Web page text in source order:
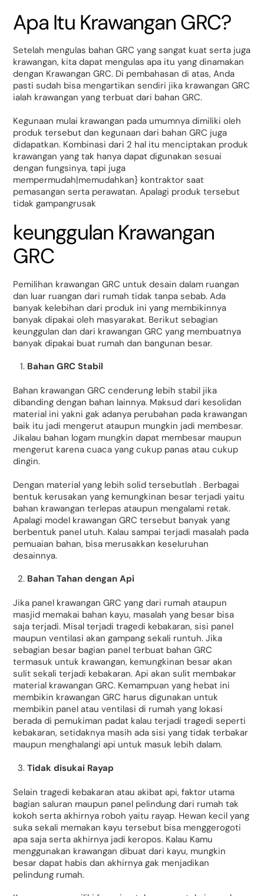
Apa Itu Krawangan GRC?
Setelah mengulas bahan GRC yang sangat kuat serta juga
krawangan, kita dapat mengulas apa itu yang dinamakan
dengan Krawangan GRC. Di pembahasan di atas, Anda
pasti sudah bisa mengartikan sendiri jika krawangan GRC
ialah krawangan yang terbuat dari bahan GRC.
Kegunaan mulai krawangan pada umumnya dimiliki oleh
produk tersebut dan kegunaan dari bahan GRC juga
didapatkan. Kombinasi dari 2 hal itu menciptakan produk
krawangan yang tak hanya dapat digunakan sesuai
dengan fungsinya, tapi juga
mempermudah|memudahkan} kontraktor saat
pemasangan serta perawatan. Apalagi produk tersebut
tidak gampangrusak
keunggulan Krawangan
GRC
Pemilihan krawangan GRC untuk desain dalam ruangan
dan luar ruangan dari rumah tidak tanpa sebab. Ada
banyak kelebihan dari produk ini yang membikinnya
banyak dipakai oleh masyarakat. Berikut sebagian
keunggulan dan dari krawangan GRC yang membuatnya
banyak dipakai buat rumah dan bangunan besar.
Bahan GRC Stabil
Bahan krawangan GRC cenderung lebih stabil jika
dibanding dengan bahan lainnya. Maksud dari kesolidan
material ini yakni gak adanya perubahan pada krawangan
baik itu jadi mengerut ataupun mungkin jadi membesar.
Jikalau bahan logam mungkin dapat membesar maupun
mengerut karena cuaca yang cukup panas atau cukup
dingin.
Dengan material yang lebih solid tersebutlah . Berbagai
bentuk kerusakan yang kemungkinan besar terjadi yaitu
bahan krawangan terlepas ataupun mengalami retak.
Apalagi model krawangan GRC tersebut banyak yang
berbentuk panel utuh. Kalau sampai terjadi masalah pada
pemuaian bahan, bisa merusakkan keseluruhan
desainnya.
Bahan Tahan dengan Api
Jika panel krawangan GRC yang dari rumah ataupun
masjid memakai bahan kayu, masalah yang besar bisa
saja terjadi. Misal terjadi tragedi kebakaran, sisi panel
maupun ventilasi akan gampang sekali runtuh. Jika
sebagian besar bagian panel terbuat bahan GRC
termasuk untuk krawangan, kemungkinan besar akan
sulit sekali terjadi kebakaran. Api akan sulit membakar
material krawangan GRC. Kemampuan yang hebat ini
membikin krawangan GRC harus digunakan untuk
membikin panel atau ventilasi di rumah yang lokasi
berada di pemukiman padat kalau terjadi tragedi seperti
kebakaran, setidaknya masih ada sisi yang tidak terbakar
maupun menghalangi api untuk masuk lebih dalam.
Tidak disukai Rayap
Selain tragedi kebakaran atau akibat api, faktor utama
bagian saluran maupun panel pelindung dari rumah tak
kokoh serta akhirnya roboh yaitu rayap. Hewan kecil yang
suka sekali memakan kayu tersebut bisa menggerogoti
apa saja serta akhirnya jadi keropos. Kalau Kamu
menggunakan krawangan dibuat dari kayu, mungkin
besar dapat habis dan akhirnya gak menjadikan
pelindung rumah.